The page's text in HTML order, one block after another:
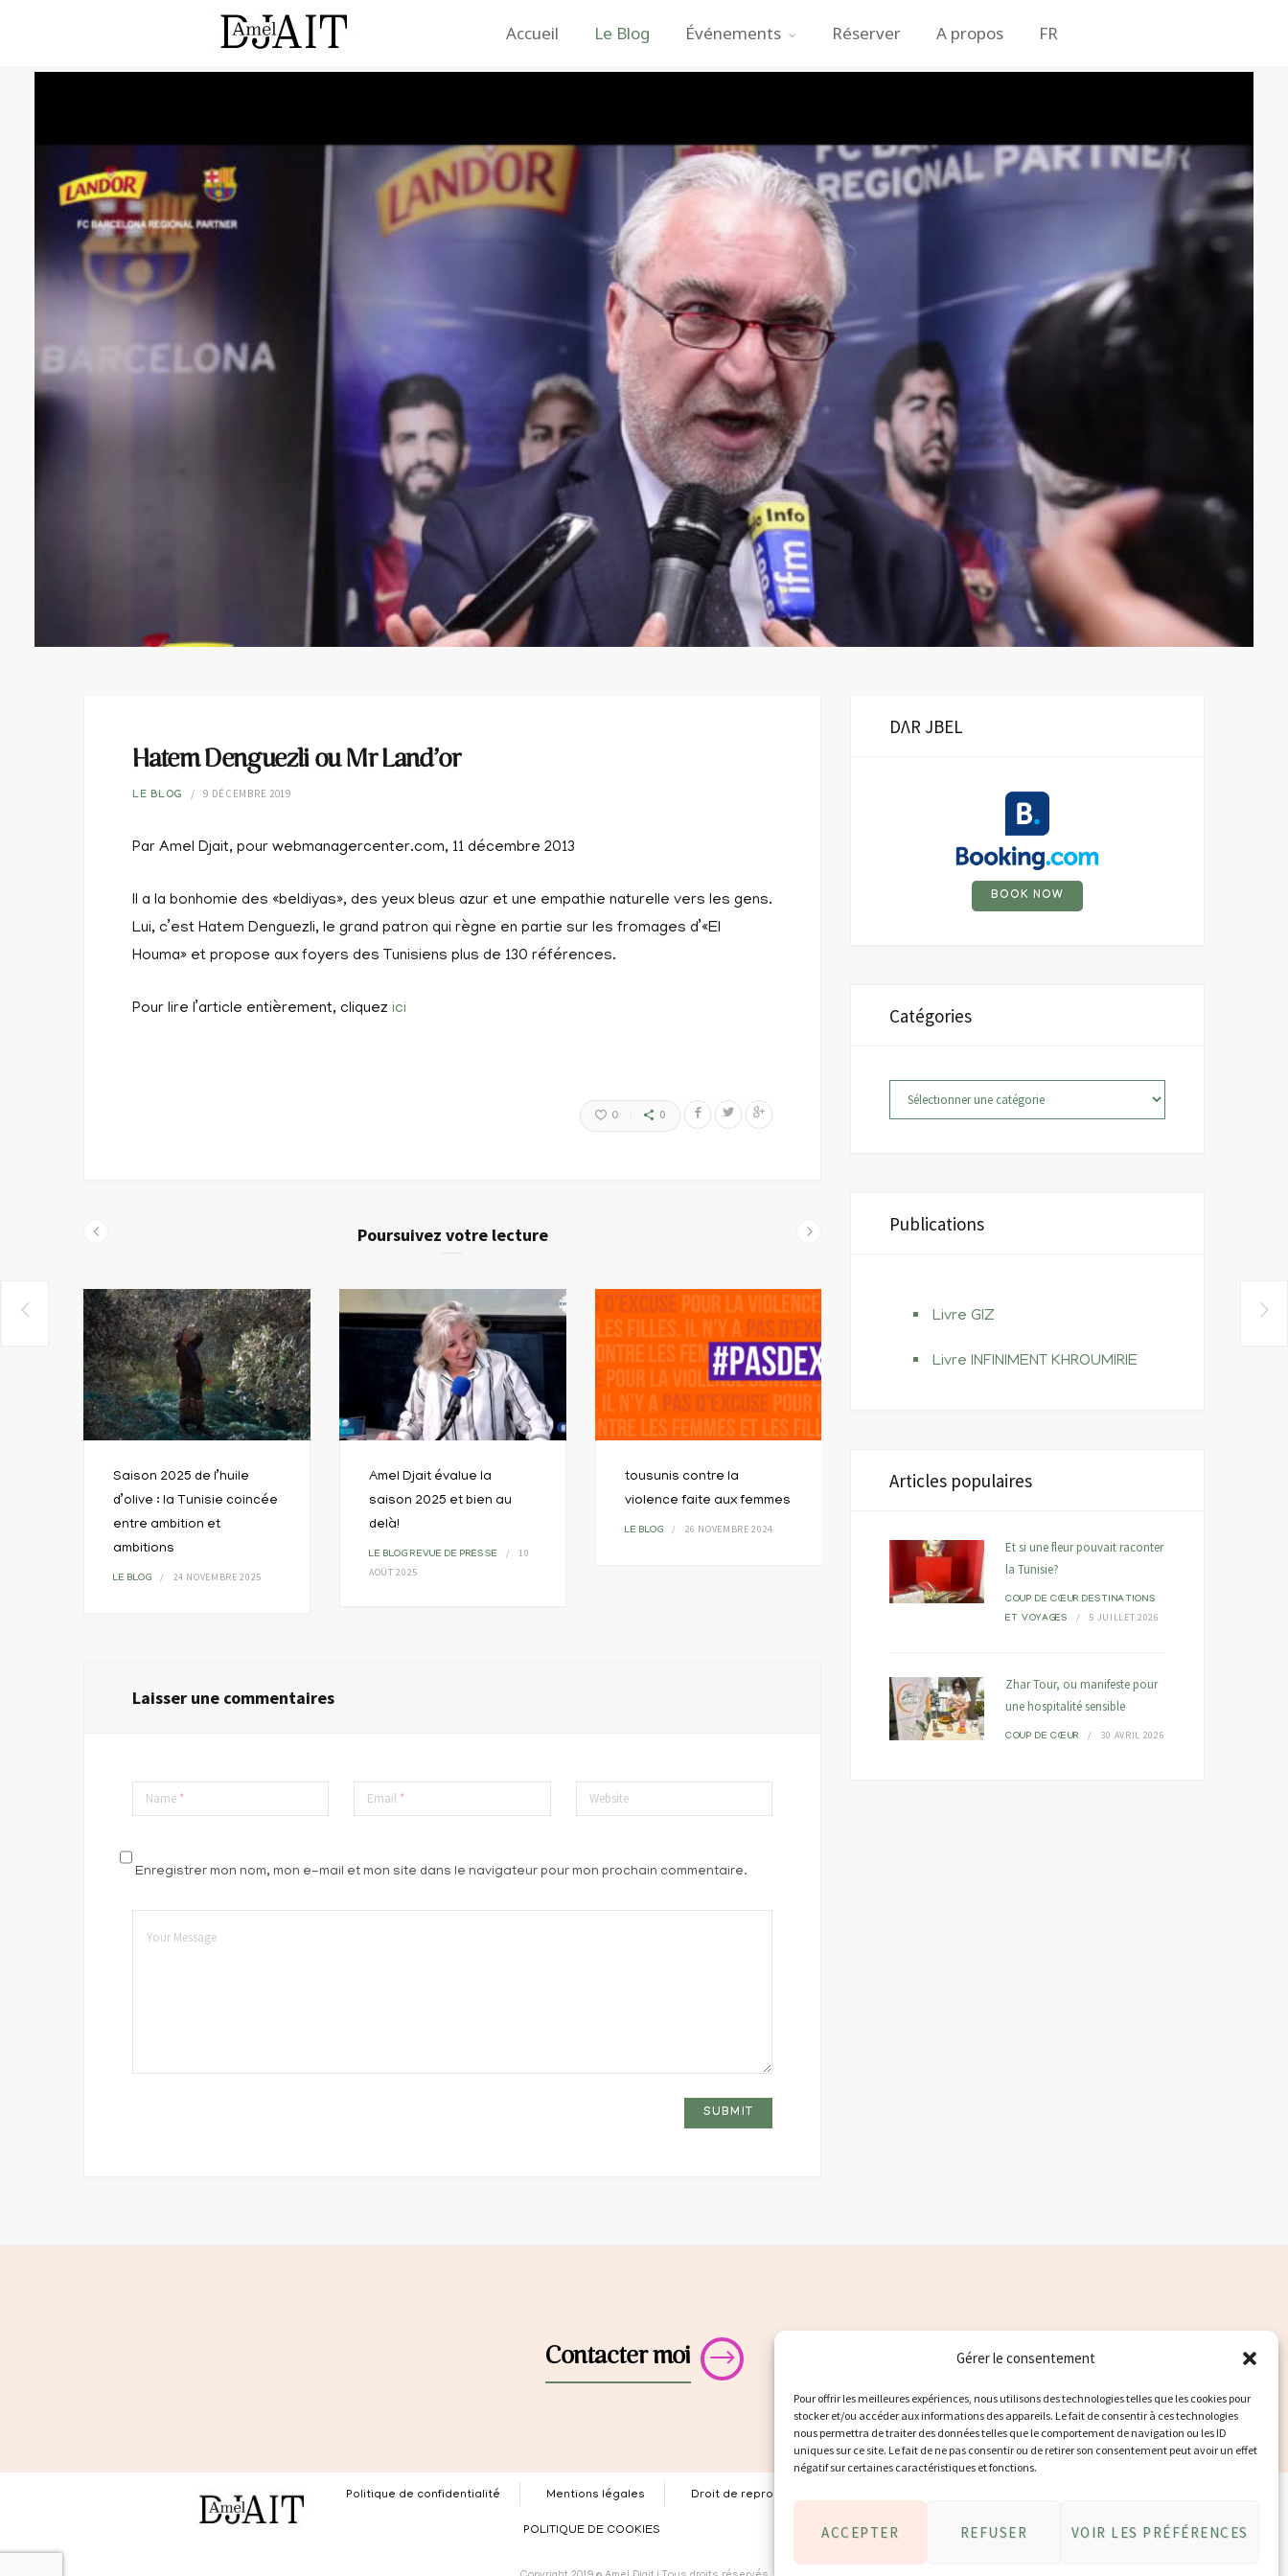
Gérer le consentement
Pour offrir les meilleures expériences, nous utilisons des technologies telles que les cookies pour
stocker et/ou accéder aux informations des appareils. Le fait de consentir à ces technologies
nous permettra de traiter des données telles que le comportement de navigation ou les ID
uniques sur ce site. Le fait de ne pas consentir ou de retirer son consentement peut avoir un effet
négatif sur certaines caractéristiques et fonctions.
ACCEPTER REFUSER VOIR LES PRÉFÉRENCES
Accueil Le Blog Événements Réserver A propos FR
Hatem Denguezli ou Mr Land’or
LE BLOG 9 DÉCEMBRE 2019
Par Amel Djait, pour webmanagercenter.com, 11 décembre 2013
Il a la bonhomie des «beldiyas», des yeux bleus azur et une empathie naturelle vers les gens.
Lui, c’est Hatem Denguezli, le grand patron qui règne en partie sur les fromages d’«El
Houma» et propose aux foyers des Tunisiens plus de 130 références.
Pour lire l’article entièrement, cliquez ici
0 0
Poursuivez votre lecture
Saison 2025 de l’huile
d’olive : la Tunisie coincée
entre ambition et
ambitions
LE BLOG 24 NOVEMBRE 2025
Amel Djait évalue la
saison 2025 et bien au
delà!
LE BLOG REVUE DE PRESSE
10
AOÛT 2025
tousunis contre la
violence faite aux femmes
LE BLOG 26 NOVEMBRE 2024
« Tounes Lik » ou l’art de
LE BLOG 22 NOVEMBRE 2024
photographique
Laisser une commentaires
Name * Email * Website
Enregistrer mon nom, mon e-mail et mon site dans le navigateur pour mon prochain commentaire.
DΛR JBEL
BOOK NOW
Catégories
Catégories
Publications
Livre GIZ
Livre INFINIMENT KHROUMIRIE
Articles populaires
Et si une fleur pouvait raconter
la Tunisie?
COUP DE CŒUR DESTINATIONS
ET VOYAGES
5 JUILLET 2026
Zhar Tour, ou manifeste pour
une hospitalité sensible
COUP DE CŒUR 30 AVRIL 2026
Contacter moi
Politique de confidentialité Mentions légales Droit de reproduction
POLITIQUE DE COOKIES